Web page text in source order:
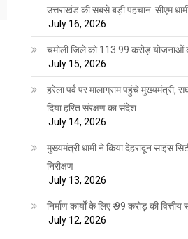
उत्तराखंड की सबसे बड़ी पहचान: सीएम
July 16, 2026
चमोली जिले को 113.99 करोड़ योजनाओं
July 15, 2026
हरेला पर्व पर मालाग्राम पहुंचे मुख्यमंत्री,
दिया हरित संरक्षण का संदेश
July 14, 2026
मुख्यमंत्री धामी ने किया देहरादून साइंस सिटी
निरीक्षण
July 13, 2026
निर्माण कार्यों के लिए ₹ 99 करोड़ की वित्तीय
July 12, 2026